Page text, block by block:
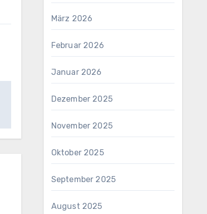
März 2026
Februar 2026
Januar 2026
Dezember 2025
November 2025
Oktober 2025
September 2025
August 2025